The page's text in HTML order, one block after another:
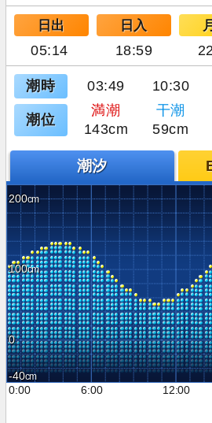
日出 日入
05:14 18:59
潮時 03:49 10:30
潮位
満潮 干潮
143cm
59cm
潮汐
200
100
0
-40
0:00
6:00 12:00